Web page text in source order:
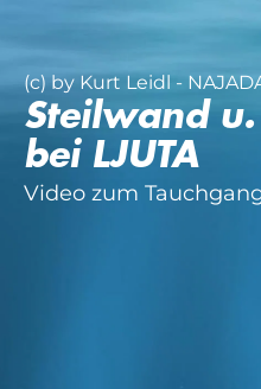
(c) by Kurt Leidl -
Steilwand
bei LJUTA
Video zum